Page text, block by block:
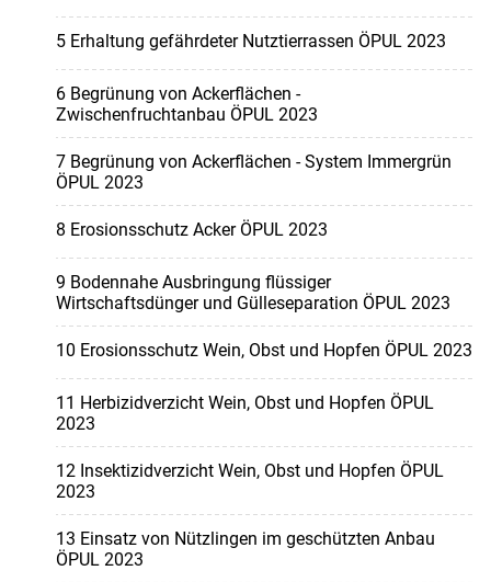
5 Erhaltung gefährdeter Nutztierrassen ÖPUL 2023
6 Begrünung von Ackerflächen -
Zwischenfruchtanbau ÖPUL 2023
7 Begrünung von Ackerflächen - System Immergrün
ÖPUL 2023
8 Erosionsschutz Acker ÖPUL 2023
9 Bodennahe Ausbringung flüssiger
Wirtschaftsdünger und Gülleseparation ÖPUL 2023
10 Erosionsschutz Wein, Obst und Hopfen ÖPUL 2023
11 Herbizidverzicht Wein, Obst und Hopfen ÖPUL
2023
12 Insektizidverzicht Wein, Obst und Hopfen ÖPUL
2023
13 Einsatz von Nützlingen im geschützten Anbau
ÖPUL 2023